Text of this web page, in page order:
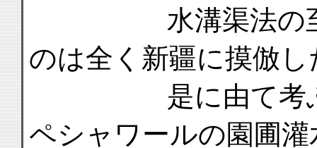
水溝渠法の至然
のは全く新疆に摸倣
是に由て考ふる
ペシャワールの園圃